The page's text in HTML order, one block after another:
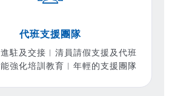
代班支援團隊
駐及交接︱清員請假支援及代班
能強化培訓教育︱年輕的支援團隊